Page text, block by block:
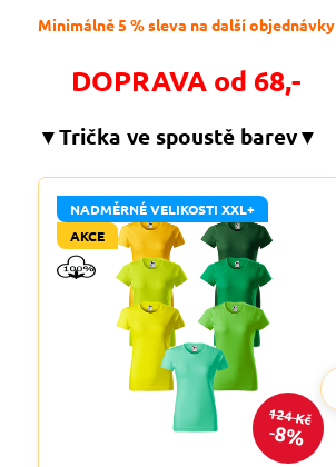
Minimálně 5 % sleva na další objednávky
DOPRAVA od 68,-
▼Trička ve spoustě barev▼
124 Kč
8%
NADMĚRNÉ VELIKOSTI XXL+
AKCE